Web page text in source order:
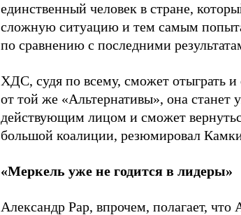
единственный человек в стране,
сложную ситуацию и тем самым
по сравнению с последними
ХДС, судя по всему, сможет отыграть
от той же «Альтернативы», она станет
действующим лицом и сможет
большой коалиции, резюмировал
«Меркель уже не годится в лидеры»
Александр Рар, впрочем, полагает,